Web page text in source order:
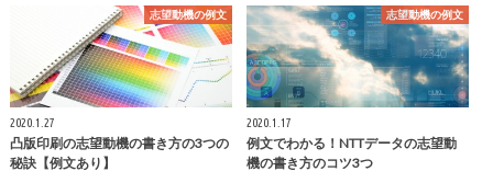
志望動機の例文
2020.1.27
凸版印刷の志望動機の書き方の3つの
秘訣【例文あり】
志望動機の例文
2020.1.17
例文でわかる！NTTデータの志望動
機の書き方のコツ3つ